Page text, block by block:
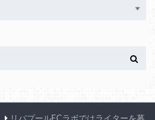
リバプールFCラボではライターを募